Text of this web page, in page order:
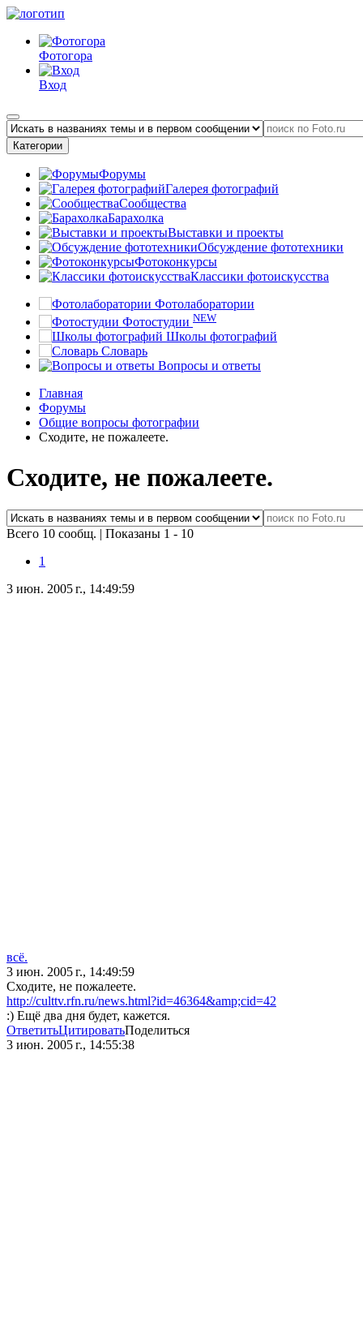
Фотогора
Вход
Категории
Форумы
Галерея фотографий
Сообщества
Барахолка
Выставки и проекты
Обсуждение фототехники
Фотоконкурсы
Классики фотоискусства
Фотолаборатории
Фотостудии NEW
Школы фотографий
Словарь
Вопросы и ответы
Главная
Форумы
Общие вопросы фотографии
Сходите, не пожалеете.
Сходите, не пожалеете.
Всего 10 сообщ. | Показаны 1 - 10
1
3 июн. 2005 г., 14:49:59
всё.
3 июн. 2005 г., 14:49:59
Сходите, не пожалеете.
http://culttv.rfn.ru/news.html?id=46364&amp;cid=42
:) Ещё два дня будет, кажется.
ОтветитьЦитироватьПоделиться
3 июн. 2005 г., 14:55:38